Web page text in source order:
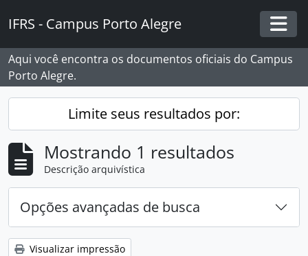
IFRS - Campus Porto Alegre
Aqui você encontra os documentos oficiais do Campus
Porto Alegre.
Limite seus resultados por:
Mostrando 1 resultados
Descrição arquivística
Opções avançadas de busca
Visualizar impressão